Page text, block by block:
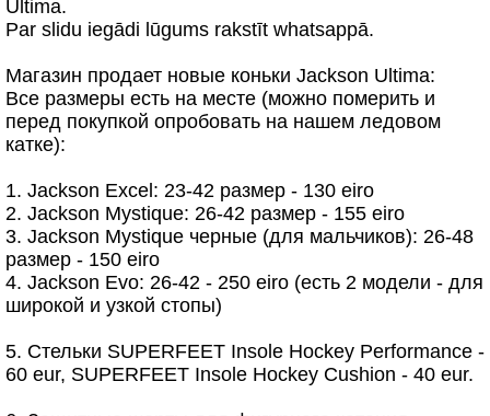
Ultima.
Par slidu iegādi lūgums rakstīt whatsappā.
Магазин продает новые коньки Jackson Ultima:
Все размеры есть на месте (можно померить и
перед покупкой опробовать на нашем ледовом
катке):
1. Jackson Excel: 23-42 размер - 130 eiro
2. Jackson Mystique: 26-42 размер - 155 eiro
3. Jackson Mystique черные (для мальчиков): 26-48
размер - 150 eiro
4. Jackson Evo: 26-42 - 250 eiro (есть 2 модели - для
широкой и узкой стопы)
5. Стельки SUPERFEET Insole Hockey Performance -
60 eur, SUPERFEET Insole Hockey Cushion - 40 eur.